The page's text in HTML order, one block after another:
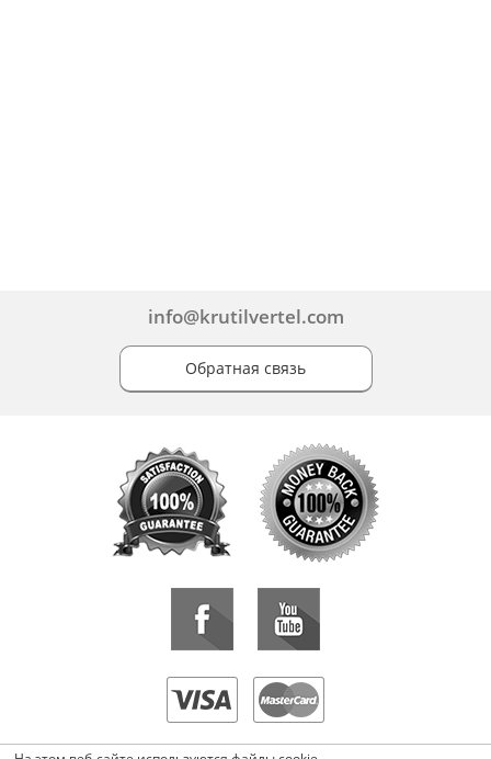
info@krutilvertel.com
Обратная связь